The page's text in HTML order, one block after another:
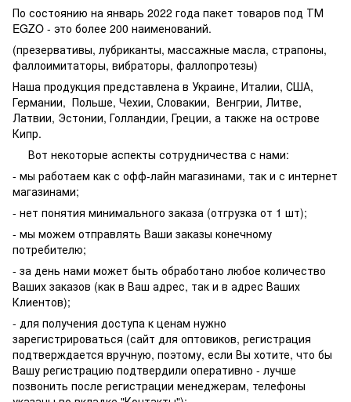
По состоянию на январь 2022 года пакет товаров под ТМ
EGZO - это более 200 наименований.
(презервативы, лубриканты, массажные масла, страпоны,
фаллоимитаторы, вибраторы, фаллопротезы)
Наша продукция представлена в Украине, Италии, США,
Германии, Польше, Чехии, Словакии, Венгрии, Литве,
Латвии, Эстонии, Голландии, Греции, а также на острове
Кипр.
Вот некоторые аспекты сотрудничества с нами:
- мы работаем как с офф-лайн магазинами, так и с интернет
магазинами;
- нет понятия минимального заказа (отгрузка от 1 шт);
- мы можем отправлять Ваши заказы конечному
потребителю;
- за день нами может быть обработано любое количество
Ваших заказов (как в Ваш адрес, так и в адрес Ваших
Клиентов);
- для получения доступа к ценам нужно
зарегистрироваться (сайт для оптовиков, регистрация
подтверждается вручную, поэтому, если Вы хотите, что бы
Вашу регистрацию подтвердили оперативно - лучше
позвонить после регистрации менеджерам, телефоны